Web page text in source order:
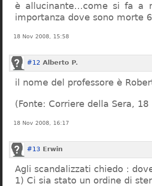
è allucinante…come si fa a
importanza dove sono morte
18 Nov 2008, 15:58
#12 Alberto P.
il nome del professore è
(Fonte: Corriere della Sera,
18 Nov 2008, 16:17
#13 Erwin
Agli scandalizzati chiedo :
1) Ci sia stato un ordine di